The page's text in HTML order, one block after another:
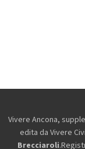
Vivere Ancona,
edita da Vivere
Brecciaroli